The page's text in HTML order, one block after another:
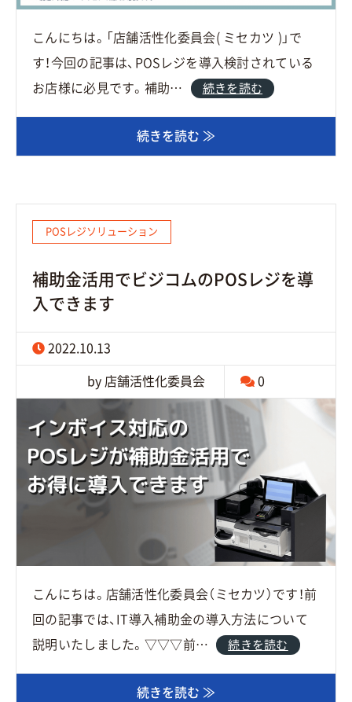
こんにちは。「店舗活性化委員会( ミセカツ )」で
す！今回の記事は、POSレジを導入検討されている
お店様に必見です。補助…
続きを読む
続きを読む ≫
POSレジソリューション
補助金活用でビジコムのPOSレジを導
入できます
2022.10.13
by 店舗活性化委員会 0
こんにちは。店舗活性化委員会（ミセカツ）です！前
回の記事では、IT導入補助金の導入方法について
説明いたしました。▽▽▽前…
続きを読む
続きを読む ≫